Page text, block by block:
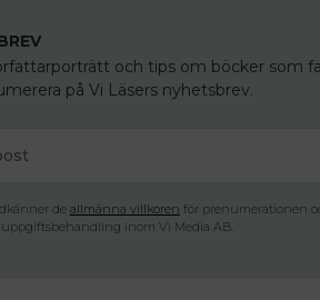
och tips om böcker som
på Vi Läsers nyhetsbrev.
de allmänna villkoren för prenumerationen
inom Vi Media AB.